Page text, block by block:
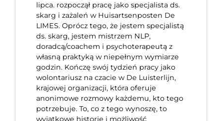
lipca. rozpoczął pracę jako specjalista ds.
skarg i zażaleń w Huisartsenposten De
LIMES. Oprócz tego, że jestem specjalistą
ds. skarg, jestem mistrzem NLP,
doradcą/coachem i psychoterapeutą z
własną praktyką w niepełnym wymiarze
godzin. Kończę swój tydzień pracy jako
wolontariusz na czacie w De Luisterlijn,
krajowej organizacji, która oferuje
anonimowe rozmowy każdemu, kto tego
potrzebuje. To, co z tego wynoszę, to
wyjątkowe historie i możliwość